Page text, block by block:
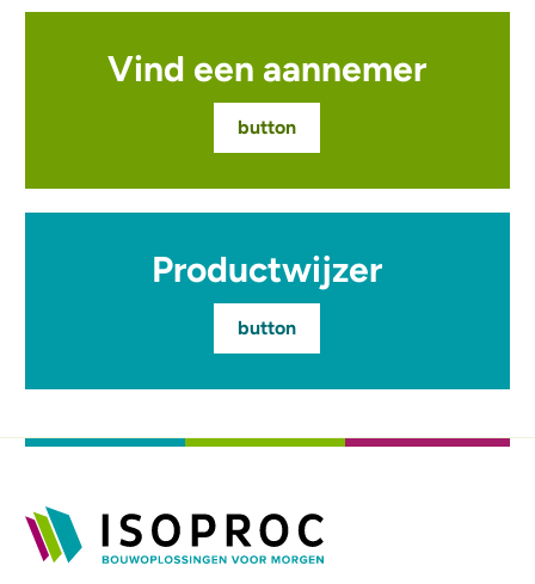
Vind een aannemer
button
Productwijzer
button